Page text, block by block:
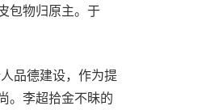
包物归原主。于
品德建设，作为提
。李超拾金不昧的